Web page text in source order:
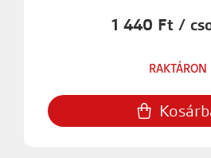
1 440 Ft /
RAKTÁRON